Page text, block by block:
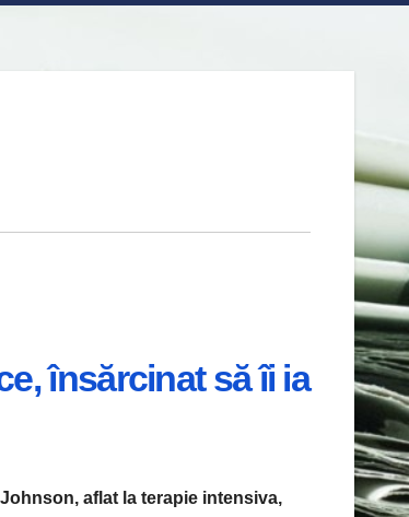
însărcinat să îi ia
aflat la terapie intensiva,